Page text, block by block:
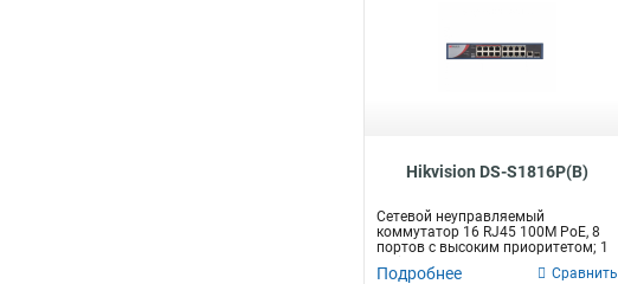
Hikvision DS-S1816P(B)
Сетевой неуправляемый
коммутатор 16 RJ45 100M PoE, 8
портов с высоким приоритетом; 1
Uplink пор...
Подробнее Сравнить